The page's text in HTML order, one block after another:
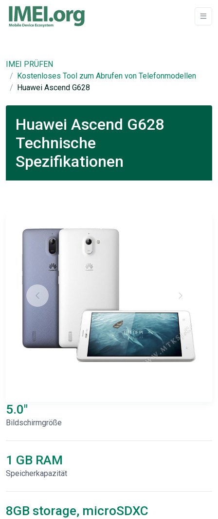
IMEI PRÜFEN
Kostenloses Tool zum Abrufen von Telefonmodellen
Huawei Ascend G628
Huawei Ascend G628
Technische
Spezifikationen
5.0"
Bildschirmgröße
1 GB RAM
Speicherkapazität
8GB storage, microSDXC